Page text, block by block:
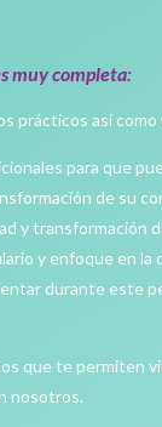
muy completa:
prácticos así
para que
de su
y transformación
y enfoque en la
durante este
que te permiten
nosotros.